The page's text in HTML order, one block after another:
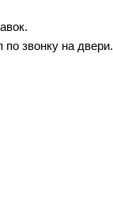
звонку на двери.